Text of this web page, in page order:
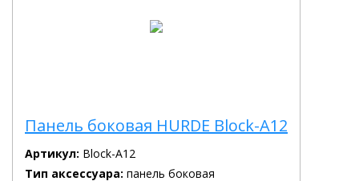
Панель боковая HURDE Block-A12
Артикул: Block-A12
Тип аксессуара: панель боковая